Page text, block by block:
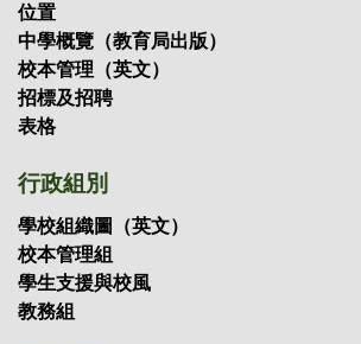
位置
中學概覽（教育局出版）
校本管理（英文）
招標及招聘
表格
行政組別
學校組織圖（英文）
校本管理組
學生支援與校風
教務組